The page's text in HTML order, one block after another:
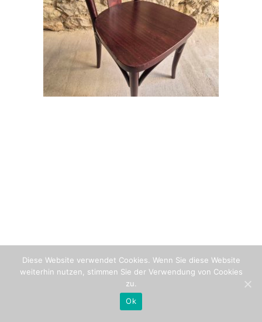
Diese Website verwendet Cookies. Wenn Sie diese Website
weiterhin nutzen, stimmen Sie der Verwendung von Cookies
zu.
Ok